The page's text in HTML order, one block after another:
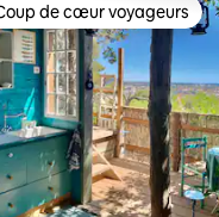
de cœur voyageurs les
de cœur voyageurs